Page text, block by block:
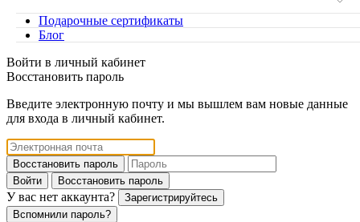
Подарочные сертификаты
Блог
Войти в личный кабинет
Восстановить пароль
Введите электронную почту и мы вышлем вам новые данные
для входа в личный кабинет.
Восстановить пароль
Войти
Восстановить пароль
У вас нет аккаунта?
Зарегистрируйтесь
Вспомнили пароль?